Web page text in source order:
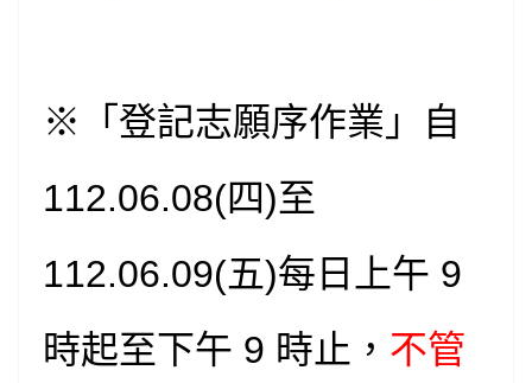
※「登記志願序作業」自
112.06.08(四)至
112.06.09(五)每日上午 9
時起至下午 9 時止， 不管